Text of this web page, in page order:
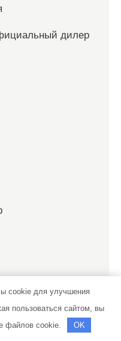
дилер
складская
cookie для улучшения
пользоваться сайтом, вы
файлов cookie.
OK